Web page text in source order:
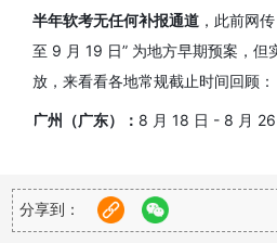
半年软考无任何补报通道 ，此前网
至 9 月 19 日” 为地方早期预案，但
放，来看看各地常规截止时间回顾：
广州（广东）： 8 月 18 日 - 8 月 26
北京、上海、四川等：
报；
分享到：